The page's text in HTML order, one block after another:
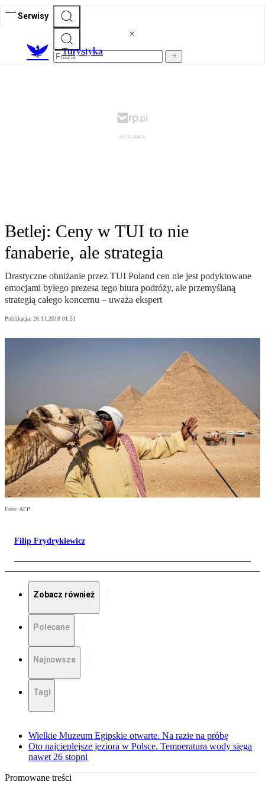
Serwisy
Turystyka
Betlej: Ceny w TUI to nie
fanaberie, ale strategia
Drastyczne obniżanie przez TUI Poland cen nie jest podyktowane
emocjami byłego prezesa tego biura podróży, ale przemyślaną
strategią całego koncernu – uważa ekspert
Publikacja: 26.11.2018 01:51
Foto: AFP
Filip Frydrykiewicz
Zobacz również
Polecane
Najnowsze
Tagi
Wielkie Muzeum Egipskie otwarte. Na razie na próbę
Oto najcieplejsze jeziora w Polsce. Temperatura wody sięga
nawet 26 stopni
Promowane treści